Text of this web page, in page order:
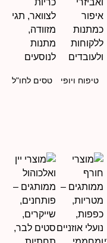
טיפוח ויופי טסים לחו"ל